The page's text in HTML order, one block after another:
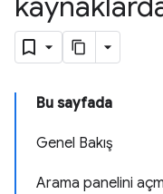
Bu sayfada
Genel Bakış
Arama panelini